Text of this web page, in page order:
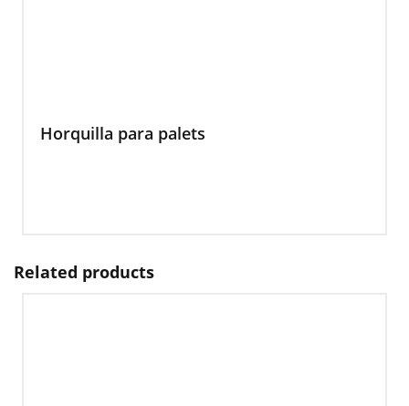
Horquilla para palets
Related products